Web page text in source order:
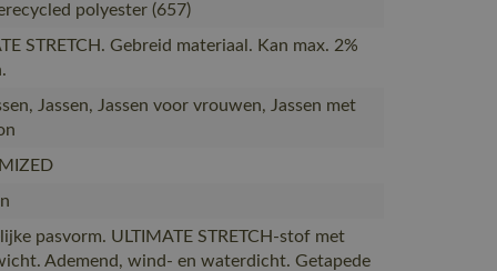
polyester (657)
STRETCH. Gebreid materiaal. Kan max. 2%
Jassen, Jassen voor vrouwen, Jassen met
pasvorm. ULTIMATE STRETCH-stof met
Ademend, wind- en waterdicht. Getapede